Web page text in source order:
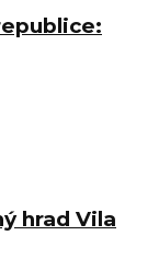
hrad Vila